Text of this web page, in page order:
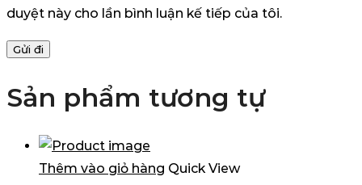
duyệt này cho lần bình luận kế tiếp của tôi.
Sản phẩm tương tự
Thêm vào giỏ hàng Quick View